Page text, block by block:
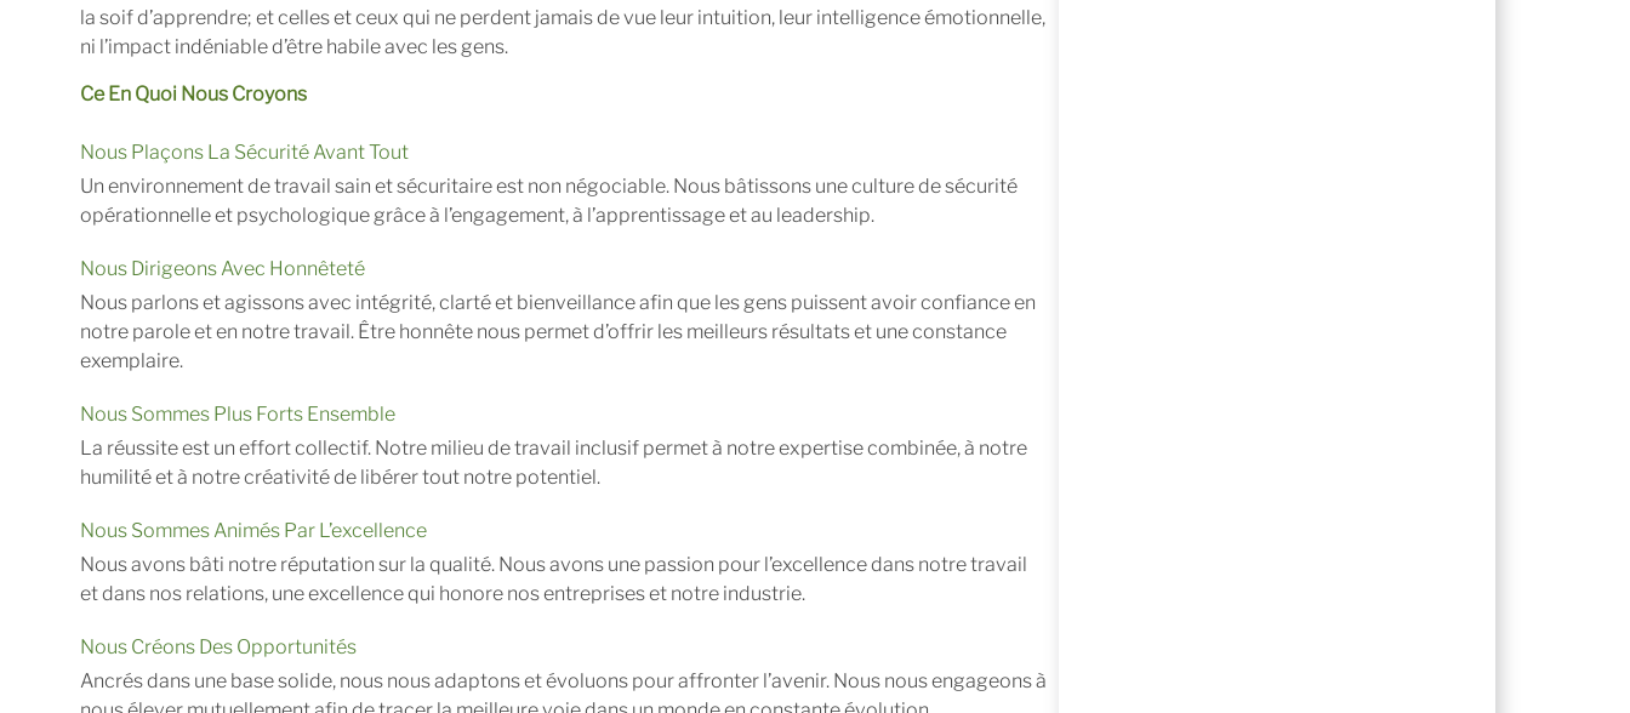
la soif d’apprendre; et celles et ceux qui ne perdent jamais de vue leur intuition, leur intelligence émotionnelle,
ni l’impact indéniable d’être habile avec les gens.
Ce En Quoi Nous Croyons
Nous Plaçons La Sécurité Avant Tout
Un environnement de travail sain et sécuritaire est non négociable. Nous bâtissons une culture de sécurité
opérationnelle et psychologique grâce à l’engagement, à l’apprentissage et au leadership.
Nous Dirigeons Avec Honnêteté
Nous parlons et agissons avec intégrité, clarté et bienveillance afin que les gens puissent avoir confiance en
notre parole et en notre travail. Être honnête nous permet d’offrir les meilleurs résultats et une constance
exemplaire.
Nous Sommes Plus Forts Ensemble
La réussite est un effort collectif. Notre milieu de travail inclusif permet à notre expertise combinée, à notre
humilité et à notre créativité de libérer tout notre potentiel.
Nous Sommes Animés Par L’excellence
Nous avons bâti notre réputation sur la qualité. Nous avons une passion pour l’excellence dans notre travail
et dans nos relations, une excellence qui honore nos entreprises et notre industrie.
Nous Créons Des Opportunités
Ancrés dans une base solide, nous nous adaptons et évoluons pour affronter l’avenir. Nous nous engageons à